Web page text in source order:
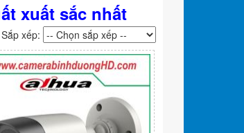
xuất sắc nhất
Sắp xếp: